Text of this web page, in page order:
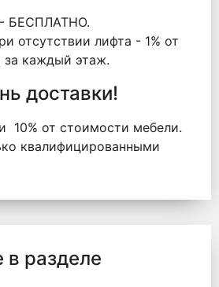
БЕСПЛАТНО.
отсутствии лифта - 1% от
за каждый этаж.
доставки!
10% от стоимости мебели.
квалифицированными
разделе